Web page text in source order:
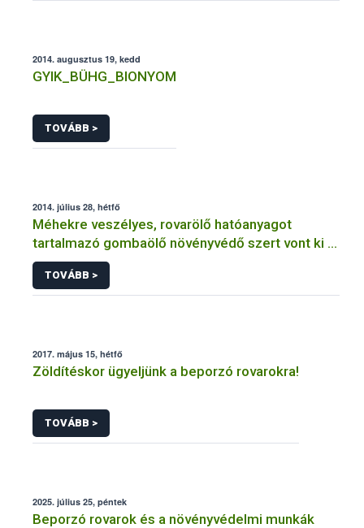
2014. augusztus 19, kedd
GYIK_BÜHG_BIONYOM
TOVÁBB >
2014. július 28, hétfő
Méhekre veszélyes, rovarölő hatóanyagot
tartalmazó gombaölő növényvédő szert vont ki a
forgalomból a NÉBIH
TOVÁBB >
2017. május 15, hétfő
Zöldítéskor ügyeljünk a beporzó rovarokra!
TOVÁBB >
2025. július 25, péntek
Beporzó rovarok és a növényvédelmi munkák